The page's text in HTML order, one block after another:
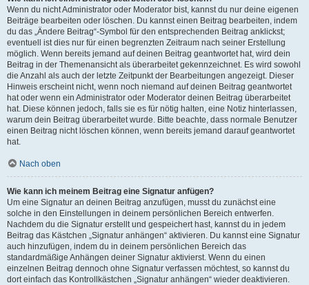
Wenn du nicht Administrator oder Moderator bist, kannst du nur deine eigenen
Beiträge bearbeiten oder löschen. Du kannst einen Beitrag bearbeiten, indem
du das „Ändere Beitrag“-Symbol für den entsprechenden Beitrag anklickst;
eventuell ist dies nur für einen begrenzten Zeitraum nach seiner Erstellung
möglich. Wenn bereits jemand auf deinen Beitrag geantwortet hat, wird dein
Beitrag in der Themenansicht als überarbeitet gekennzeichnet. Es wird sowohl
die Anzahl als auch der letzte Zeitpunkt der Bearbeitungen angezeigt. Dieser
Hinweis erscheint nicht, wenn noch niemand auf deinen Beitrag geantwortet
hat oder wenn ein Administrator oder Moderator deinen Beitrag überarbeitet
hat. Diese können jedoch, falls sie es für nötig halten, eine Notiz hinterlassen,
warum dein Beitrag überarbeitet wurde. Bitte beachte, dass normale Benutzer
einen Beitrag nicht löschen können, wenn bereits jemand darauf geantwortet
hat.
Nach oben
Wie kann ich meinem Beitrag eine Signatur anfügen?
Um eine Signatur an deinen Beitrag anzufügen, musst du zunächst eine
solche in den Einstellungen in deinem persönlichen Bereich entwerfen.
Nachdem du die Signatur erstellt und gespeichert hast, kannst du in jedem
Beitrag das Kästchen „Signatur anhängen“ aktivieren. Du kannst eine Signatur
auch hinzufügen, indem du in deinem persönlichen Bereich das
standardmäßige Anhängen deiner Signatur aktivierst. Wenn du einen
einzelnen Beitrag dennoch ohne Signatur verfassen möchtest, so kannst du
dort einfach das Kontrollkästchen „Signatur anhängen“ wieder deaktivieren.